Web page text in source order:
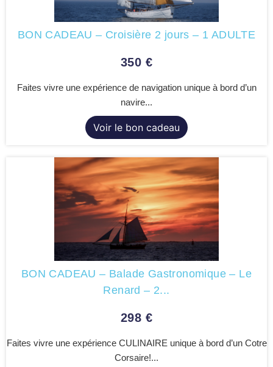
BON CADEAU – Croisière 2 jours – 1 ADULTE
350 €
Faites vivre une expérience de navigation unique à bord d’un
navire...
Voir le bon cadeau
BON CADEAU – Balade Gastronomique – Le
Renard – 2...
298 €
Faites vivre une expérience CULINAIRE unique à bord d’un Cotre
Corsaire!...